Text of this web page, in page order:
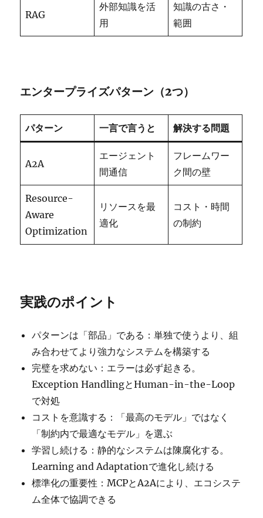
RAG
外部知識を活
用
知識の古さ・
範囲
エンタープライズパターン（2つ）
パターン 一言で言うと 解決する問題
A2A
エージェント
間通信
フレームワー
ク間の壁
Resource-
Aware
Optimization
リソースを最
適化
コスト・時間
の制約
実践のポイント
パターンは「部品」である：単独で使うより、組
み合わせてより強力なシステムを構築する
完璧を求めない：エラーは必ず起きる。
Exception HandlingとHuman-in-the-Loop
で対処
コストを意識する：「最高のモデル」ではなく
「制約内で最適なモデル」を選ぶ
学習し続ける：静的なシステムは陳腐化する。
Learning and Adaptationで進化し続ける
標準化の重要性：MCPとA2Aにより、エコシステ
ム全体で協調できる